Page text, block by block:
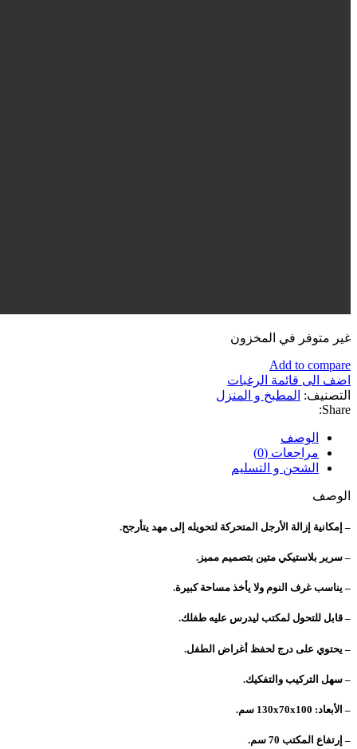
غير متوفر في المخزون
Add to compare
اضف الى قائمة الرغبات
التصنيف: المطبخ و المنزل
Share:
الوصف
مراجعات (0)
الشحن و التسليم
الوصف
– إمكانية إزالة الأرجل المتحركة لتحويله إلى مهد يتأرجح.
– سرير بلاستيكي متين بتصميم مميز.
– يناسب غرف النوم ولا يأخذ مساحة كبيرة.
– قابل للتحول لمكتب ليدرس عليه طفلك.
– يحتوي على درج لحفظ أغراض الطفل.
– سهل التركيب والتفكيك.
– الأبعاد: 130x70x100 سم.
– إرتفاع المكتب 70 سم.